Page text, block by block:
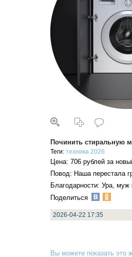
Починить стиральную
Теги: техника 2026
Цена: 706 рублей за
Повод: Наша перестала
Благодарности: Ура, муж
Поделиться
2026-04-22 17:35
Вы можете показать это